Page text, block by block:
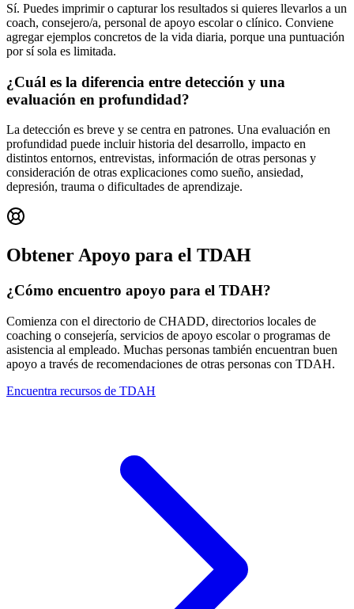
Sí. Puedes imprimir o capturar los resultados si quieres llevarlos a un
coach, consejero/a, personal de apoyo escolar o clínico. Conviene
agregar ejemplos concretos de la vida diaria, porque una puntuación
por sí sola es limitada.
¿Cuál es la diferencia entre detección y una
evaluación en profundidad?
La detección es breve y se centra en patrones. Una evaluación en
profundidad puede incluir historia del desarrollo, impacto en
distintos entornos, entrevistas, información de otras personas y
consideración de otras explicaciones como sueño, ansiedad,
depresión, trauma o dificultades de aprendizaje.
Obtener Apoyo para el TDAH
¿Cómo encuentro apoyo para el TDAH?
Comienza con el directorio de CHADD, directorios locales de
coaching o consejería, servicios de apoyo escolar o programas de
asistencia al empleado. Muchas personas también encuentran buen
apoyo a través de recomendaciones de otras personas con TDAH.
Encuentra recursos de TDAH